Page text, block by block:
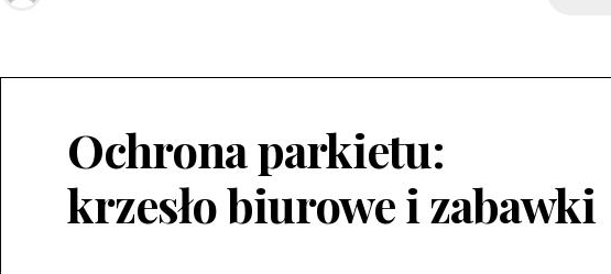
Ochrona parkietu:
krzesło biurowe i zabawki